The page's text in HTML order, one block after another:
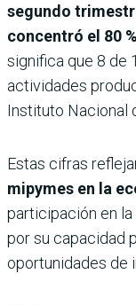
segundo
concentró el 80
significa que 8 de
actividades
Instituto Nacional
Estas cifras
mipymes en la
participación en
por su capacidad
oportunidades de